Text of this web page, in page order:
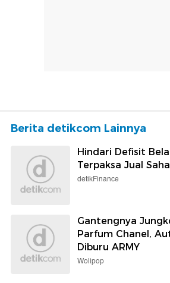
Berita detikcom Lainnya
Hindari Defisit
Terpaksa Jual
detikFinance
Gantengnya
Parfum Chanel,
Diburu ARMY
Wolipop